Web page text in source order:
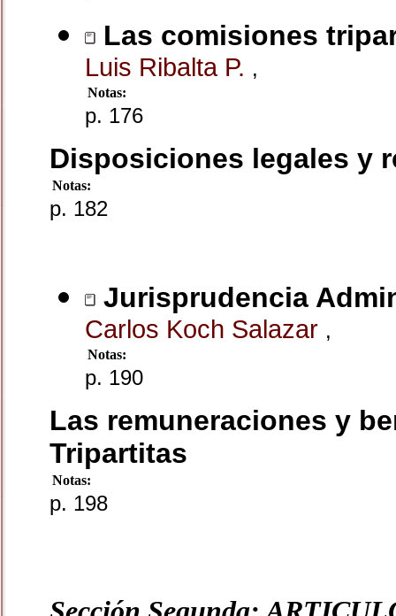
Las comisiones
Luis Ribalta P. ,
Notas:
p. 176
Disposiciones legales y
Notas:
p. 182
Jurisprudencia
Carlos Koch Salazar ,
Notas:
p. 190
Las remuneraciones y
Tripartitas
Notas:
p. 198